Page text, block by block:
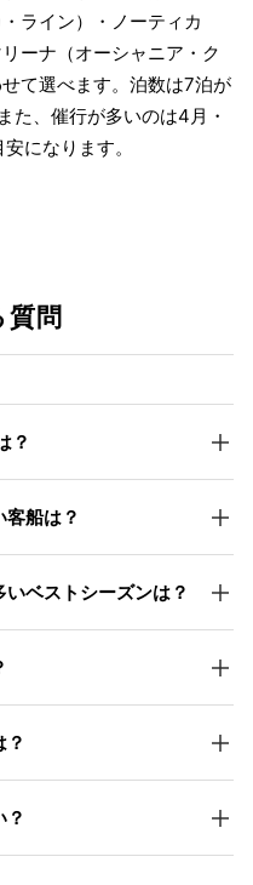
ライン）・ノーティカ
ーナ（オーシャニア・ク
て選べます。泊数は7泊が
た、催行が多いのは4月・
になります。
問
？
船は？
ベストシーズンは？
？
？